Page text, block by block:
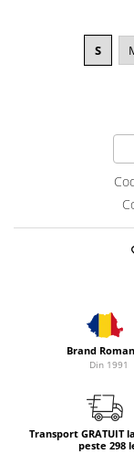
S
Brand
Din 1991
Transport GRATUIT
peste 298